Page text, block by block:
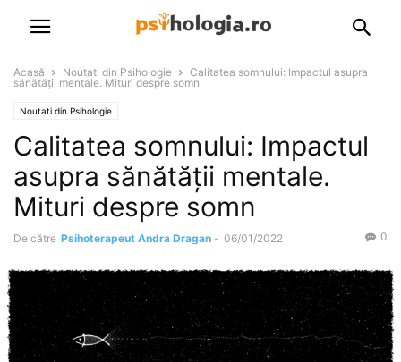
Acasă Noutati din Psihologie
Calitatea somnului: Impactul asupra
sănătății mentale. Mituri despre somn
Noutati din Psihologie
Calitatea somnului: Impactul
asupra sănătății mentale.
Mituri despre somn
De către Psihoterapeut Andra Dragan - 06/01/2022 0